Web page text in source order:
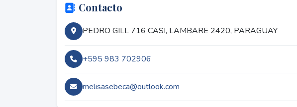
Contacto
PEDRO GILL 716 CASI, LAMBARE 2420, PARAGUAY
+595 983 702906
melisasebeca@outlook.com